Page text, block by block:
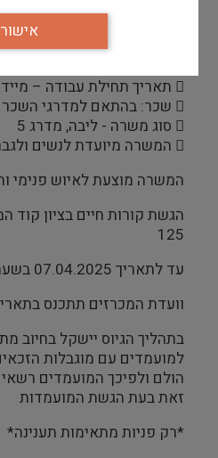
 תאריך תחילת עבודה – מיידי
 שכר: בהתאם למדרגי השכר המקובלים ביד ושם
 סוג משרה - ליבה, מדרג 5
 המשרה מיועדת לנשים ולגברים כאחד
המשרה מוצעת לאיוש פנימי
125
עד לתאריך 07.04.2025 בשעה 12:00
וועדת המכרזים תתכנס בתאריך
בתהליך הגיוס יישקל בחיוב
למועמדים עם מוגבלות
הולם ולפיכך המועמדים
זאת בעת הגשת המועמדות
*רק פניות מתאימות תענינה*
אישור